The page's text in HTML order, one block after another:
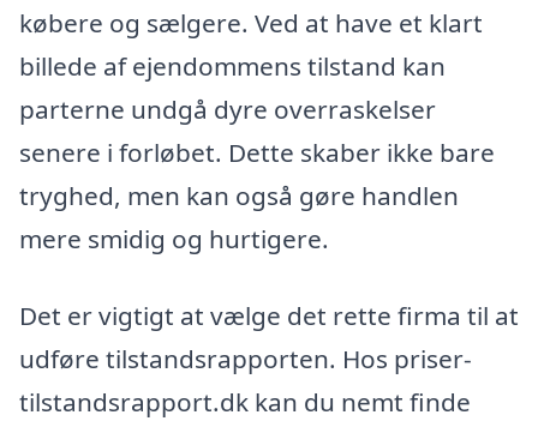
købere og sælgere. Ved at have et klart
billede af ejendommens tilstand kan
parterne undgå dyre overraskelser
senere i forløbet. Dette skaber ikke bare
tryghed, men kan også gøre handlen
mere smidig og hurtigere.
Det er vigtigt at vælge det rette firma til at
udføre tilstandsrapporten. Hos priser-
tilstandsrapport.dk kan du nemt finde